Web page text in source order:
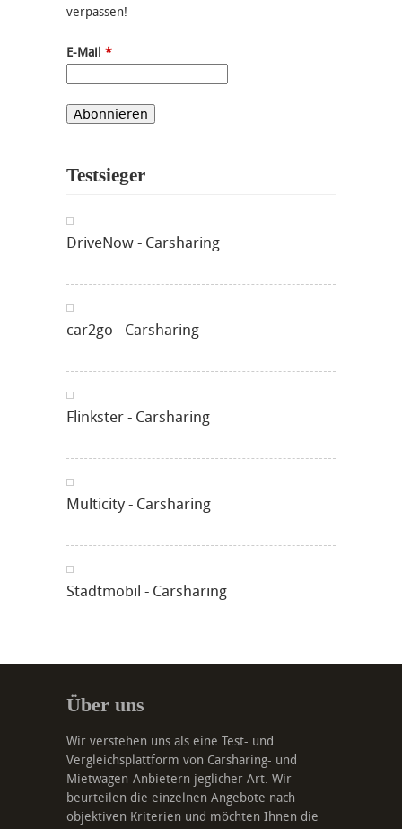
verpassen!
E-Mail *
Testsieger
DriveNow - Carsharing
car2go - Carsharing
Flinkster - Carsharing
Multicity - Carsharing
Stadtmobil - Carsharing
Über uns
Wir verstehen uns als eine Test- und
Vergleichsplattform von Carsharing- und
Mietwagen-Anbietern jeglicher Art. Wir
beurteilen die einzelnen Angebote nach
objektiven Kriterien und möchten Ihnen die